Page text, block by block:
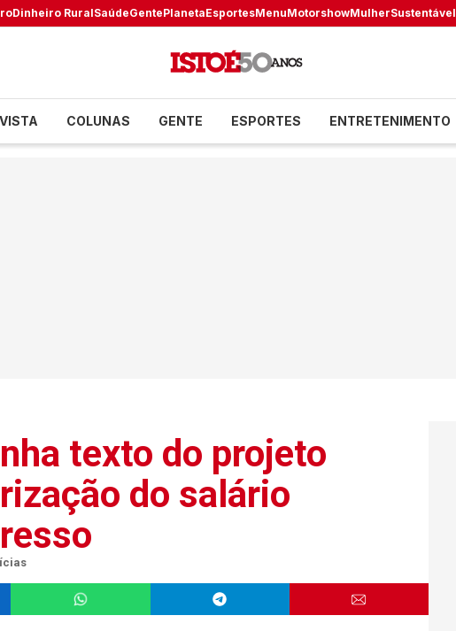
Dinheiro RuralSaúdeGentePlanetaEsportesMenuMotorshowMulherSustentável
COLUNAS GENTE ESPORTES ENTRETENIMENTO
texto do projeto
do salário